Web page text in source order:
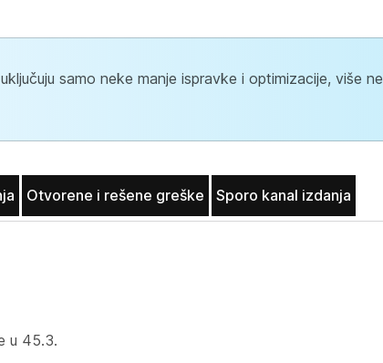
samo neke manje ispravke i optimizacije, više
Otvorene i rešene greške Sporo kanal izdanja
u 45.3.